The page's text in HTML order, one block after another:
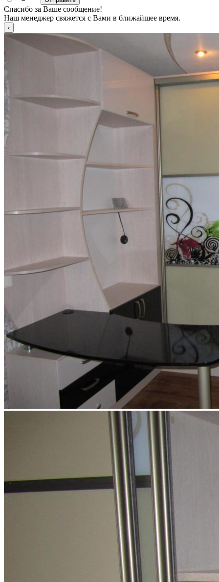
Спасибо за Ваше сообщение!
Наш менеджер свяжется с Вами в ближайшее время.